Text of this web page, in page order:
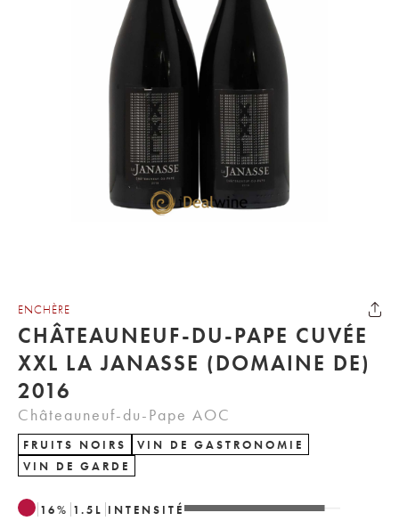
ENCHÈRE
CHÂTEAUNEUF-DU-PAPE CUVÉE
XXL LA JANASSE (DOMAINE DE)
2016
Châteauneuf-du-Pape AOC
FRUITS NOIRS
VIN DE GASTRONOMIE
VIN DE GARDE
16% 1.5 L INTENSITÉ